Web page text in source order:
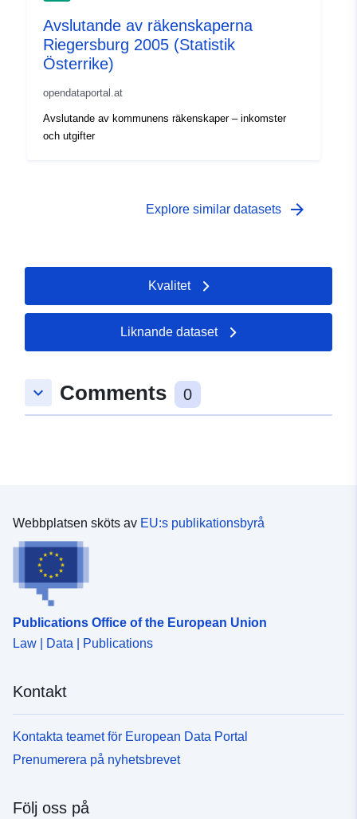
Avslutande av räkenskaperna
Riegersburg 2005 (Statistik
Österrike)
opendataportal.at
Avslutande av kommunens räkenskaper – inkomster
och utgifter
Explore similar datasets arrow_forward
Kvalitet
Liknande dataset
keyboard_arrow_down Comments 0
Webbplatsen sköts av EU:s publikationsbyrå
Publications Office of the European Union
Law | Data | Publications
Kontakt
Kontakta teamet för European Data Portal
Prenumerera på nyhetsbrevet
Följ oss på